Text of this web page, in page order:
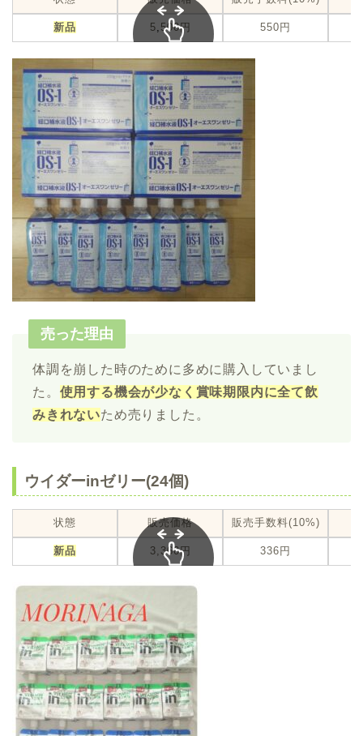
新品 5, 500円 550円
できます
売った理由
体調を崩した時のために多めに購入していまし
た。 使用する機会が少なく賞味期限内に全て飲
みきれないため売りました。
ウイダーinゼリー(24個)
状態 販売価格 販売手数料(10%)
新品 3,360円 336円
できます